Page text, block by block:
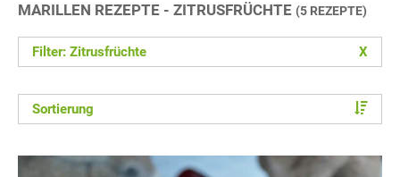
MARILLEN REZEPTE - ZITRUSFRÜCHTE (5 REZEPTE)
Filter: Zitrusfrüchte X
Sortierung